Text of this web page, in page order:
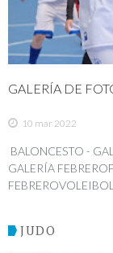
GALERÍA DE
10 mar 2022
BALONCESTO -
GALERÍA
JUDO